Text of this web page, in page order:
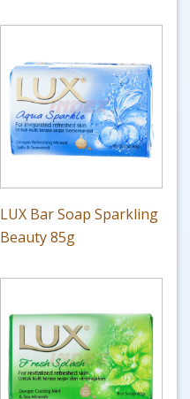
LUX Bar Soap Sparkling
Beauty 85g